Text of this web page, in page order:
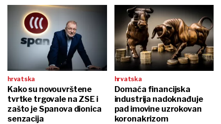
hrvatska
Kako su novouvrštene
tvrtke trgovale na ZSE i
zašto je Spanova dionica
senzacija
hrvatska
Domaća financijska
industrija nadoknađuje
pad imovine uzrokovan
koronakrizom